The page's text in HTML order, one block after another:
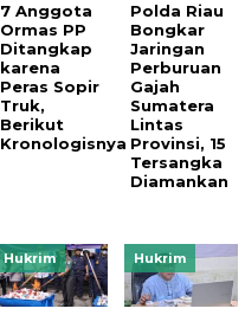
7 Anggota
Ormas PP
Ditangkap
karena
Peras Sopir
Truk,
Berikut
Kronologisnya
Polda Riau
Bongkar
Jaringan
Perburuan
Gajah
Sumatera
Lintas
Provinsi, 15
Tersangka
Diamankan
Hukrim Hukrim